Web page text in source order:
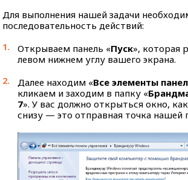
Для выполнения нашей задачи
последовательность действий:
Открываем панель «Пуск», которая
левом нижнем углу вашего экрана.
Далее находим «Все элементы
кликаем и заходим в папку «
7». У вас должно открыться окно,
снизу — это отправная точка нашей